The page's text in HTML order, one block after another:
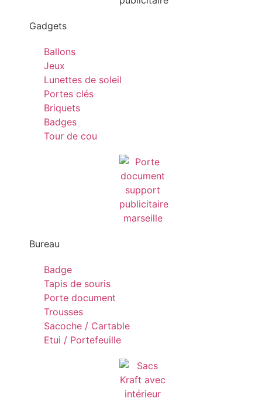
Gadgets
Ballons
Jeux
Lunettes de soleil
Portes clés
Briquets
Badges
Tour de cou
Bureau
Badge
Tapis de souris
Porte document
Trousses
Sacoche / Cartable
Etui / Portefeuille